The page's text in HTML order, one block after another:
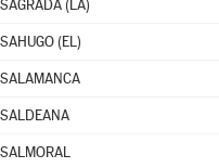
SAGRADA (LA)
SAHUGO (EL)
SALAMANCA
SALDEANA
SALMORAL